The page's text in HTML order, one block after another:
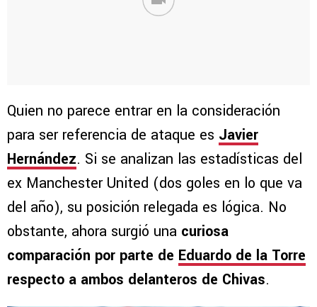
Quien no parece entrar en la consideración
para ser referencia de ataque es Javier
Hernández. Si se analizan las estadísticas del
ex Manchester United (dos goles en lo que va
del año), su posición relegada es lógica. No
obstante, ahora surgió una curiosa
comparación por parte de Eduardo de la Torre
respecto a ambos delanteros de Chivas.